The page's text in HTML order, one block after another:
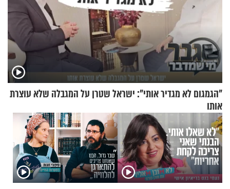
"הגמגום לא מגדיר אותי": ישראל שטרן על המגבלה שלא עוצרת
אותו